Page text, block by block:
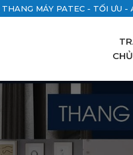
MÁY PATEC - TỐI ƯU
CHỦ